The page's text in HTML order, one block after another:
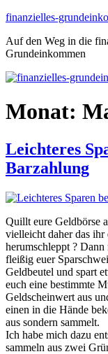
Zum
springen
finanzielles-
Auf den Weg in die
Grundeinkommen
Monat:
Leichteres
Barzahlung
Quillt eure Geldbörse
vielleicht daher das
herumschleppt ?
fleißig euer
Geldbeutel und spart
euch eine bestimmte
Geldscheinwert aus
einen in die Hände
aus sondern sammelt.
Ich habe mich dazu
sammeln aus zwei